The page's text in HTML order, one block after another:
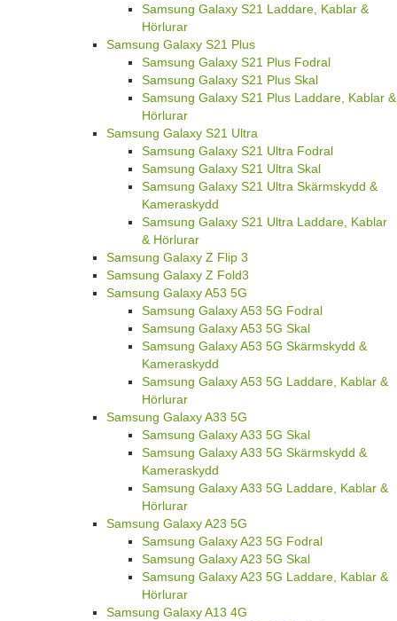
Samsung Galaxy S21 Laddare, Kablar &
Hörlurar
Samsung Galaxy S21 Plus
Samsung Galaxy S21 Plus Fodral
Samsung Galaxy S21 Plus Skal
Samsung Galaxy S21 Plus Laddare, Kablar &
Hörlurar
Samsung Galaxy S21 Ultra
Samsung Galaxy S21 Ultra Fodral
Samsung Galaxy S21 Ultra Skal
Samsung Galaxy S21 Ultra Skärmskydd &
Kameraskydd
Samsung Galaxy S21 Ultra Laddare, Kablar
& Hörlurar
Samsung Galaxy Z Flip 3
Samsung Galaxy Z Fold3
Samsung Galaxy A53 5G
Samsung Galaxy A53 5G Fodral
Samsung Galaxy A53 5G Skal
Samsung Galaxy A53 5G Skärmskydd &
Kameraskydd
Samsung Galaxy A53 5G Laddare, Kablar &
Hörlurar
Samsung Galaxy A33 5G
Samsung Galaxy A33 5G Skal
Samsung Galaxy A33 5G Skärmskydd &
Kameraskydd
Samsung Galaxy A33 5G Laddare, Kablar &
Hörlurar
Samsung Galaxy A23 5G
Samsung Galaxy A23 5G Fodral
Samsung Galaxy A23 5G Skal
Samsung Galaxy A23 5G Laddare, Kablar &
Hörlurar
Samsung Galaxy A13 4G